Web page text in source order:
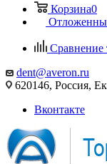
Корзина0
Сравнение
dent@averon.ru
620146, Россия,
Вконтакте